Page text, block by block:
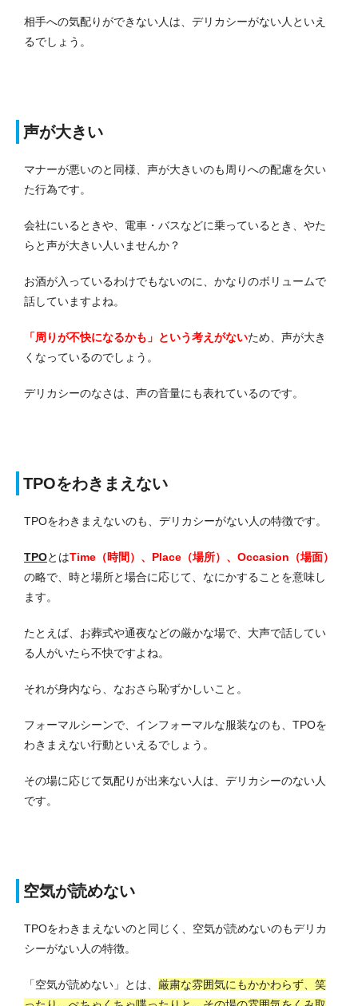
相手への気配りができない人は、デリカシーがない人といえ
るでしょう。
声が大きい
マナーが悪いのと同様、声が大きいのも周りへの配慮を欠い
た行為です。
会社にいるときや、電車・バスなどに乗っているとき、やた
らと声が大きい人いませんか？
お酒が入っているわけでもないのに、かなりのボリュームで
話していますよね。
「周りが不快になるかも」という考えがないため、声が大き
くなっているのでしょう。
デリカシーのなさは、声の音量にも表れているのです。
TPOをわきまえない
TPOをわきまえないのも、デリカシーがない人の特徴です。
TPOとはTime（時間）、Place（場所）、Occasion（場面）
の略で、時と場所と場合に応じて、なにかすることを意味し
ます。
たとえば、お葬式や通夜などの厳かな場で、大声で話してい
る人がいたら不快ですよね。
それが身内なら、なおさら恥ずかしいこと。
フォーマルシーンで、インフォーマルな服装なのも、TPOを
わきまえない行動といえるでしょう。
その場に応じて気配りが出来ない人は、デリカシーのない人
です。
空気が読めない
TPOをわきまえないのと同じく、空気が読めないのもデリカ
シーがない人の特徴。
「空気が読めない」とは、 厳粛な雰囲気にもかかわらず、笑